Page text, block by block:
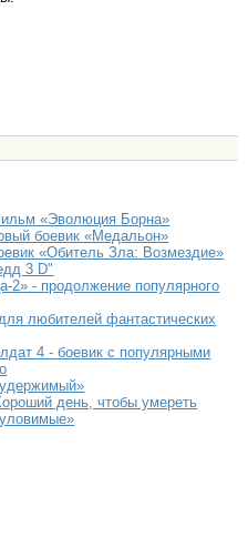
«Эволюция Борна»
боевик «Медальон»
«Обитель Зла: Возмездие»
3 D"
2» - продолжение популярного
любителей фантастических
4 - боевик с популярными
день, чтобы умереть